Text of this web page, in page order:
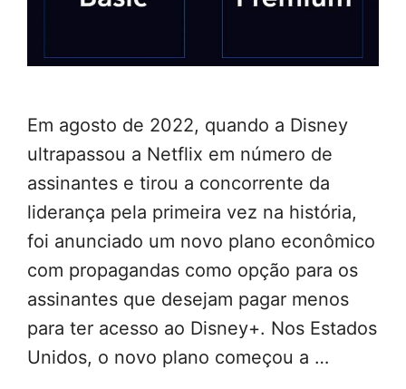
Em agosto de 2022, quando a Disney
ultrapassou a Netflix em número de
assinantes e tirou a concorrente da
liderança pela primeira vez na história,
foi anunciado um novo plano econômico
com propagandas como opção para os
assinantes que desejam pagar menos
para ter acesso ao Disney+. Nos Estados
Unidos, o novo plano começou a …